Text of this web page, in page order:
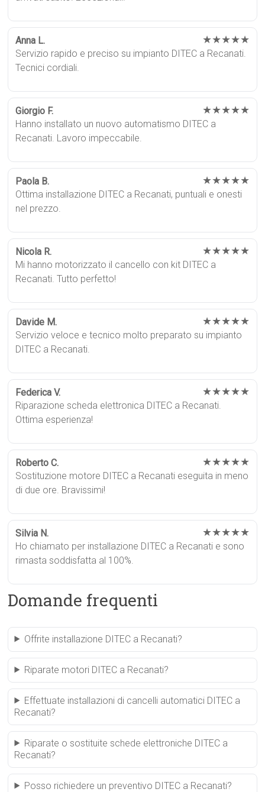
Anna L. ★★★★★
Servizio rapido e preciso su impianto DITEC a Recanati.
Tecnici cordiali.
Giorgio F. ★★★★★
Hanno installato un nuovo automatismo DITEC a
Recanati. Lavoro impeccabile.
Paola B. ★★★★★
Ottima installazione DITEC a Recanati, puntuali e onesti
nel prezzo.
Nicola R. ★★★★★
Mi hanno motorizzato il cancello con kit DITEC a
Recanati. Tutto perfetto!
Davide M. ★★★★★
Servizio veloce e tecnico molto preparato su impianto
DITEC a Recanati.
Federica V. ★★★★★
Riparazione scheda elettronica DITEC a Recanati.
Ottima esperienza!
Roberto C. ★★★★★
Sostituzione motore DITEC a Recanati eseguita in meno
di due ore. Bravissimi!
Silvia N. ★★★★★
Ho chiamato per installazione DITEC a Recanati e sono
rimasta soddisfatta al 100%.
Domande frequenti
Offrite installazione DITEC a Recanati?
Riparate motori DITEC a Recanati?
Effettuate installazioni di cancelli automatici DITEC a
Recanati?
Riparate o sostituite schede elettroniche DITEC a
Recanati?
Posso richiedere un preventivo DITEC a Recanati?